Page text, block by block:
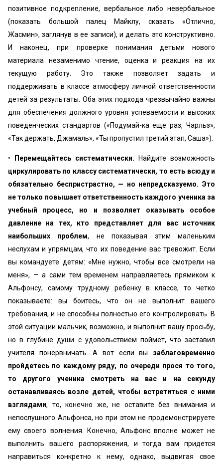
позитивное подкрепление, вербальное либо невербальное
(показать большой палец Майклу, сказать «Отлично,
Жасмин», заглянув в ее записи), и делать это конструктивно.
И наконец, при проверке понимания детьми нового
материала незаменимо чтение, оценка и реакция на их
текущую работу. Это также позволяет задать и
поддерживать в классе атмосферу личной ответственности
детей за результаты. Оба этих подхода чрезвычайно важны
для обеспечения должного уровня успеваемости и высоких
поведенческих стандартов («Подумай-ка еще раз, Чарльз»,
«Так держать, Джамаль», «Ты пропустил третий этап, Саша»).
• Перемещайтесь систематически. Найдите возможность
циркулировать по классу систематически, то есть всюду и
обязательно беспристрастно, — но непредсказуемо. Это
не только повышает ответственность каждого ученика за
учебный процесс, но и позволяет оказывать особое
давление на тех, кто представляет для вас источник
наибольших проблем, не показывая этим маленьким
неслухам и упрямцам, что их поведение вас тревожит. Если
вы командуете детям: «Мне нужно, чтобы все смотрели на
меня», — а сами тем временем направляетесь прямиком к
Альфонсу, самому трудному ребенку в классе, то четко
показываете: вы боитесь, что он не выполнит вашего
требования, и не способны полностью его контролировать. В
этой ситуации мальчик, возможно, и выполнит вашу просьбу,
но в глубине души с удовольствием поймет, что заставил
учителя понервничать. А вот если вы заблаговременно
пройдетесь по каждому ряду, по очереди прося то того,
то другого ученика смотреть на вас и на секунду
останавливаясь возле детей, чтобы встретиться с ними
взглядами, то, конечно же, не оставите без внимания и
непослушного Альфонса, но при этом не продемонстрируете
ему своего волнения. Конечно, Альфонс вполне может не
выполнить вашего распоряжения, и тогда вам придется
направиться конкретно к нему, однако, выдвигая свое